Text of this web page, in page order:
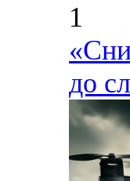
1
до